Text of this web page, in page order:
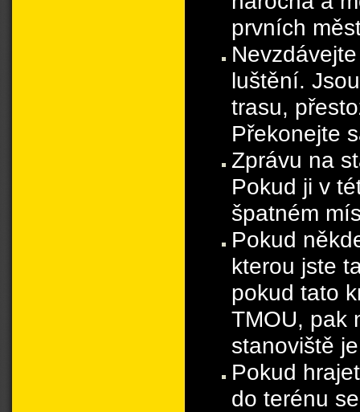
prvních
luštění.
trasu,
Překonejte
Zprávu na
Pokud ji v
špatném
Pokud
kterou jste
pokud tato
TMOU, pak
stanoviště
Pokud
do terénu